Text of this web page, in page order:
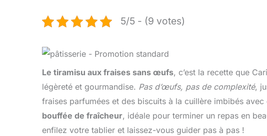
5/5 - (9 votes)
Le tiramisu aux fraises sans œufs, c’est la recette que
légèreté et gourmandise. Pas d’œufs, pas de complexité,
fraises parfumées et des biscuits à la cuillère imbibés
bouffée de fraîcheur, idéale pour terminer un repas en
enfilez votre tablier et laissez-vous guider pas à pas !